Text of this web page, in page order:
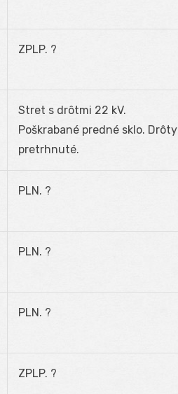
ZPLP. ?
Stret s drôtmi 22 kV.
Poškrabané predné sklo. Drôty
pretrhnuté.
PLN. ?
PLN. ?
PLN. ?
ZPLP. ?